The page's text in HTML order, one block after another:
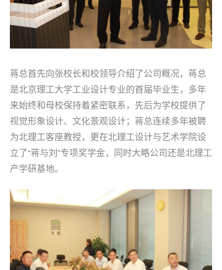
蒋总首先向张校长和校领导介绍了公司概况，蒋总
是北京理工大学工业设计专业的首届毕业生，多年
来始终和母校保持着紧密联系，先后为学校提供了
视觉形象设计、文化景观设计；蒋总连续多年被聘
为北理工客座教授，更在北理工设计与艺术学院设
立了“蒋与刘”专项奖学金，同时大略公司还是北理工
产学研基地。